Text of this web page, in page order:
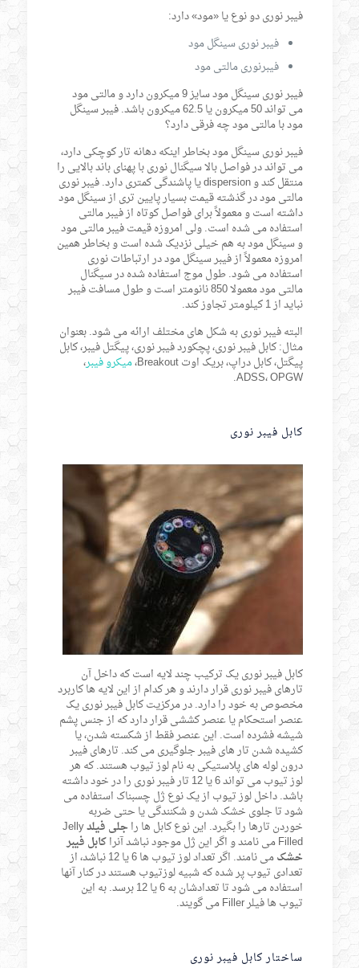
فیبر نوری دو نوع یا «مود» دارد:
فیبر نوری سینگل مود
فیبرنوری مالتی مود
فیبر نوری سینگل مود سایز 9 میکرون دارد و مالتی مود
می تواند 50 میکرون یا 62.5 میکرون باشد. فیبر سینگل
مود با مالتی مود چه فرقی دارد؟
فیبر نوری سینگل مود بخاطر اینکه دهانه تار کوچکی دارد،
می تواند در فواصل بالا سیگنال نوری با پهنای باند بالایی را
منتقل کند و dispersion یا پاشندگی کمتری دارد. فیبر نوری
مالتی مود در گذشته قیمت بسیار پایین تری از سینگل مود
داشته است و معمولاً برای فواصل کوتاه از فیبر مالتی
استفاده می شده است. ولی امروزه قیمت فیبر مالتی مود
و سینگل مود به هم خیلی نزدیک شده است و بخاطر همین
امروزه معمولاً از فیبر سینگل مود در ارتباطات نوری
استفاده می شود. طول موج استفاده شده در سیگنال
مالتی مود معمولا 850 نانومتر است و طول مسافت فیبر
نباید از 1 کیلومتر تجاوز کند.
البته فیبر نوری به شکل های مختلف ارائه می شود. بعنوان
مثال: کابل فیبر نوری، پچکورد فیبر نوری، پیگتل فیبر، کابل
پیگتل، کابل دراپ، بریک اوت Breakout، میکرو فیبر،
ADSS، OPGW.
کابل فیبر نوری
کابل فیبر نوری یک ترکیب چند لایه است که داخل آن
تارهای فیبر نوری قرار دارند و هر کدام از این لایه ها کاربرد
مخصوص به خود را دارد. در مرکزیت کابل فیبر نوری یک
عنصر استحکام یا عنصر کششی قرار دارد که از جنس پشم
شیشه فشرده است. این عنصر فقط از شکسته شدن، یا
کشیده شدن تار های فیبر جلوگیری می کند. تارهای فیبر
درون لوله های پلاستیکی به نام لوز تیوب هستند. که هر
لوز تیوب می تواند 6 یا 12 تار فیبر نوری را در خود داشته
باشد. داخل لوز تیوب از یک نوع ژل چسبناک استفاده می
شود تا جلوی خشک شدن و شکنندگی یا حتی ضربه
خوردن تارها را بگیرد. این نوع کابل ها راجلی فیلدJelly
Filled می نامند و اگر این ژل موجود نباشد آنرا کابل فیبر
خشک می نامند. اگر تعداد لوز تیوب ها 6 یا 12 نباشد، از
تعدادی تیوب پر شده که شبیه لوزتیوب هستند در کنار آنها
استفاده می شود تا تعدادشان به 6 یا 12 برسد. به این
تیوب ها فیلر Filler می گویند.
ساختار کابل فیبر نوری